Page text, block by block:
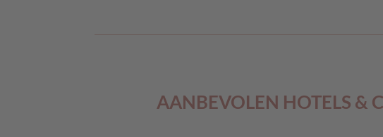
AANBEVOLEN HOTELS &